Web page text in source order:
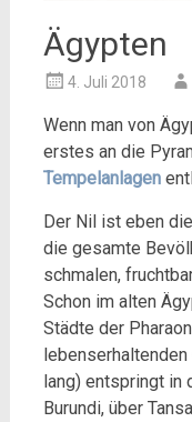
Ägypten
4. Juli 2018
Wenn man von
erstes an die
Tempelanlagen
Der Nil ist eben
die gesamte
schmalen,
Schon im alten
Städte der
lang) entspringt in
Burundi, über